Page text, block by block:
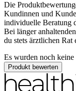
Die
Kundinnen und
individuelle Beratung
Bei länger
du stets ärztlichen Rat
Es wurden noch
Produkt bewerten